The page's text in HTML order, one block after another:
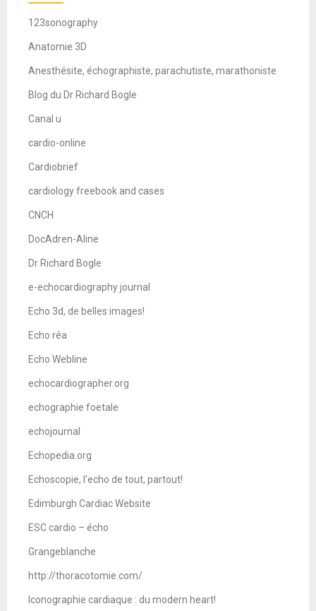
123sonography
Anatomie 3D
Anesthésite, échographiste, parachutiste, marathoniste
Blog du Dr Richard Bogle
Canal u
cardio-online
Cardiobrief
cardiology freebook and cases
CNCH
DocAdren-Aline
Dr Richard Bogle
e-echocardiography journal
Echo 3d, de belles images!
Echo réa
Echo Webline
echocardiographer.org
echographie foetale
echojournal
Echopedia.org
Echoscopie, l'echo de tout, partout!
Edimburgh Cardiac Website
ESC cardio – écho
Grangeblanche
http://thoracotomie.com/
Iconographie cardiaque : du modern heart!